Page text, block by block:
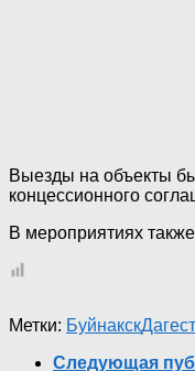
Выезды на объекты
концессионного
В мероприятиях
Метки: Буйнакск
Следующая